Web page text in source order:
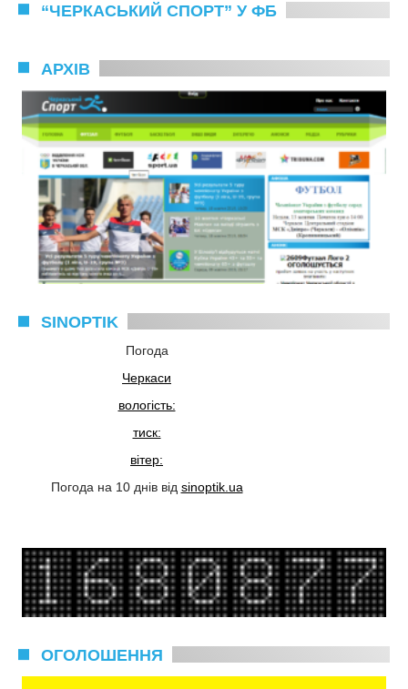
“ЧЕРКАСЬКИЙ СПОРТ” У ФБ
АРХІВ
SINOPTIK
Погода
Черкаси
вологість:
тиск:
вітер:
Погода на 10 днів від sinoptik.ua
ОГОЛОШЕННЯ